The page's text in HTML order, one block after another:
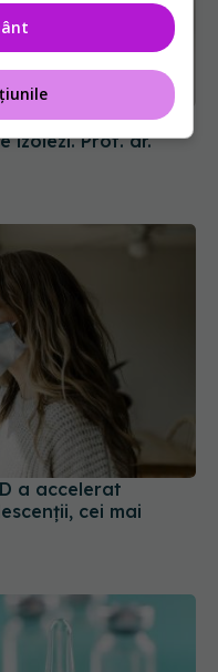
izolezi. Prof. dr.
a accelerat
cei mai